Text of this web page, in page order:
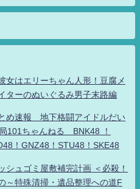
はエリーちゃん人形！豆腐メ
ターのぬいぐるみ男子末路編
め速報 地下格闘アイドルだい
101ちゃんねる BNK48 ！
！GNZ48！STU48！SKE48
シュゴミ屋敷補完計画 ＜必殺！
～特殊清掃・遺品整理への道F